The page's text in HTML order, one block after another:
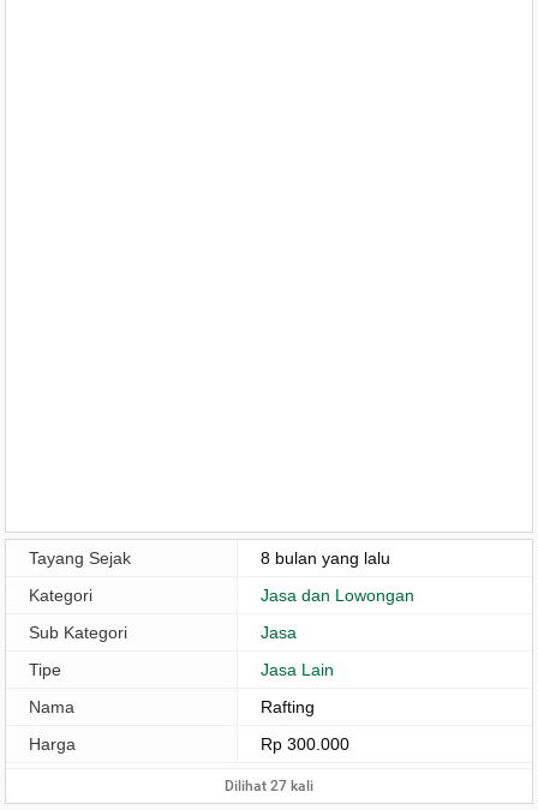
Tayang Sejak
8 bulan yang lalu
Kategori
Jasa dan Lowongan
Sub Kategori
Jasa
Tipe
Jasa Lain
Nama
Rafting
Harga
Rp 300.000
Dilihat 27 kali